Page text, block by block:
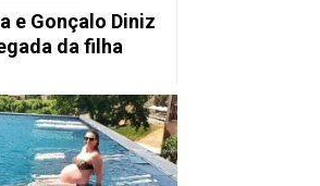
e Gonçalo Diniz
da filha